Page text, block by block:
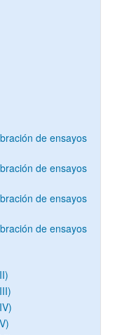
de ensayos
de ensayos
de ensayos
de ensayos